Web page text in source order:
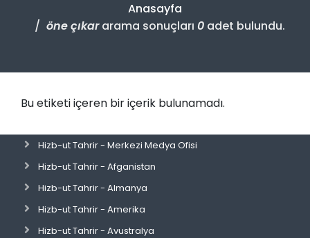
Anasayfa
öne çıkararama sonuçları 0adet bulundu.
Bu etiketi içeren bir içerik bulunamadı.
Hizb-ut Tahrir - Merkezi Medya Ofisi
Hizb-ut Tahrir - Afganistan
Hizb-ut Tahrir - Almanya
Hizb-ut Tahrir - Amerika
Hizb-ut Tahrir - Avustralya